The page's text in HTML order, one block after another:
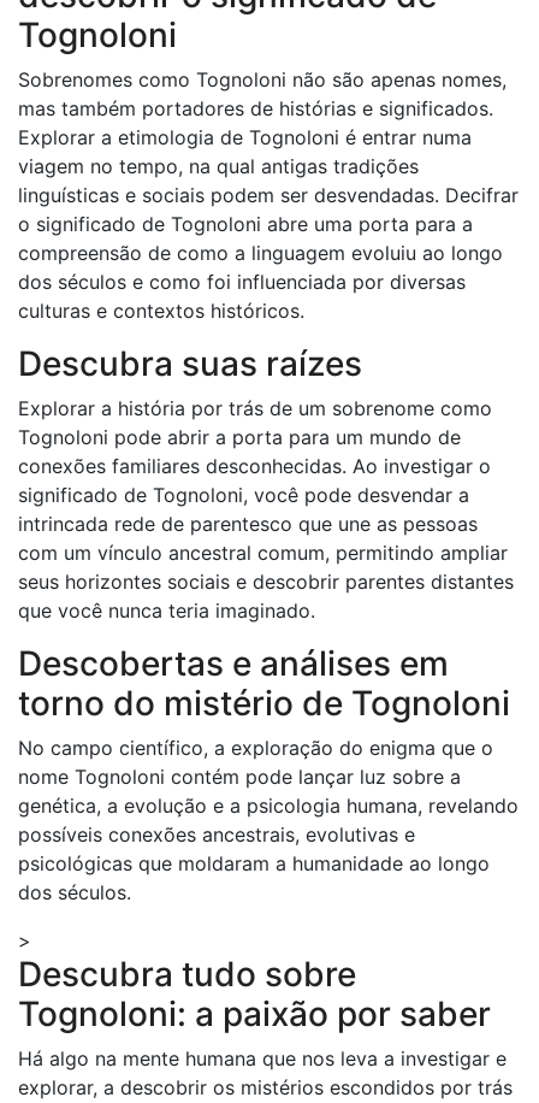
Tognoloni
Sobrenomes como Tognoloni não são apenas nomes,
mas também portadores de histórias e significados.
Explorar a etimologia de Tognoloni é entrar numa
viagem no tempo, na qual antigas tradições
linguísticas e sociais podem ser desvendadas. Decifrar
o significado de Tognoloni abre uma porta para a
compreensão de como a linguagem evoluiu ao longo
dos séculos e como foi influenciada por diversas
culturas e contextos históricos.
Descubra suas raízes
Explorar a história por trás de um sobrenome como
Tognoloni pode abrir a porta para um mundo de
conexões familiares desconhecidas. Ao investigar o
significado de Tognoloni, você pode desvendar a
intrincada rede de parentesco que une as pessoas
com um vínculo ancestral comum, permitindo ampliar
seus horizontes sociais e descobrir parentes distantes
que você nunca teria imaginado.
Descobertas e análises em
torno do mistério de Tognoloni
No campo científico, a exploração do enigma que o
nome Tognoloni contém pode lançar luz sobre a
genética, a evolução e a psicologia humana, revelando
possíveis conexões ancestrais, evolutivas e
psicológicas que moldaram a humanidade ao longo
dos séculos.
>
Descubra tudo sobre
Tognoloni: a paixão por saber
Há algo na mente humana que nos leva a investigar e
explorar, a descobrir os mistérios escondidos por trás